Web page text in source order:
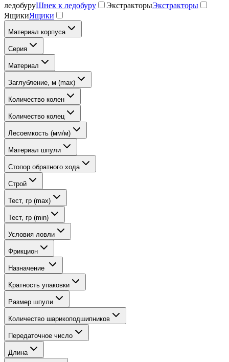
ледобуруШнек к ледобуру ЭкстракторыЭкстракторы
ЯщикиЯщики
Материал корпуса
Серия
Материал
Заглубление, м (max)
Количество колен
Количество колец
Лесоемкость (мм/м)
Материал шпули
Стопор обратного хода
Строй
Тест, гр (max)
Тест, гр (min)
Условия ловли
Фрикцион
Назначение
Кратность упаковки
Размер шпули
Количество шарикоподшипников
Передаточное число
Длина